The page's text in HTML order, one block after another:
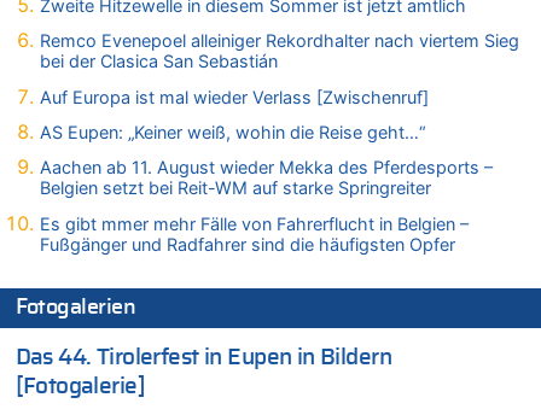
07.08.2026 - 14:33 von Ostbelgien Direkt zu
Offiziell: Van Bommel wird Belgiens Nationaltrainer
07.08.2026 - 13:39 von alter weißer mann zu
Zurück an den Rhein: Hendrich wechselt zum 1. FC Köln
07.08.2026 - 13:39 von Ach zu
Belgien setzt bei Reit-WM auf starke Springreiter
Wasserstand des Rheins in NRW so niedrig wie noch nie
In Belgien missachten zwei von drei Autofahrern das
Tempolimit in 30er-Zonen – Untersuchung von Vias
07.08.2026 - 13:20 von JoKrings zu
In Belgien missachten zwei von drei Autofahrern das
Tempolimit in 30er-Zonen – Untersuchung von Vias
Zweite Hitzewelle in diesem Sommer ist jetzt amtlich
Remco Evenepoel alleiniger Rekordhalter nach viertem Sieg
bei der Clasica San Sebastián
Auf Europa ist mal wieder Verlass [Zwischenruf]
AS Eupen: „Keiner weiß, wohin die Reise geht…“
Aachen ab 11. August wieder Mekka des Pferdesports –
Belgien setzt bei Reit-WM auf starke Springreiter
Es gibt mmer mehr Fälle von Fahrerflucht in Belgien –
Fußgänger und Radfahrer sind die häufigsten Opfer
Fotogalerien
Das 44. Tirolerfest in Eupen in Bildern
[Fotogalerie]